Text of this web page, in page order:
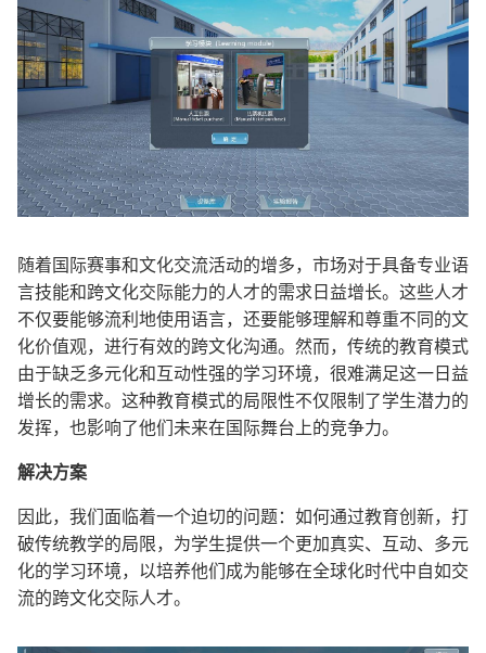
随着国际赛事和文化交流活动的增多，市场对于具备专业语
言技能和跨文化交际能力的人才的需求日益增长。这些人才
不仅要能够流利地使用语言，还要能够理解和尊重不同的文
化价值观，进行有效的跨文化沟通。然而，传统的教育模式
由于缺乏多元化和互动性强的学习环境，很难满足这一日益
增长的需求。这种教育模式的局限性不仅限制了学生潜力的
发挥，也影响了他们未来在国际舞台上的竞争力。
解决方案
因此，我们面临着一个迫切的问题：如何通过教育创新，打
破传统教学的局限，为学生提供一个更加真实、互动、多元
化的学习环境，以培养他们成为能够在全球化时代中自如交
流的跨文化交际人才。